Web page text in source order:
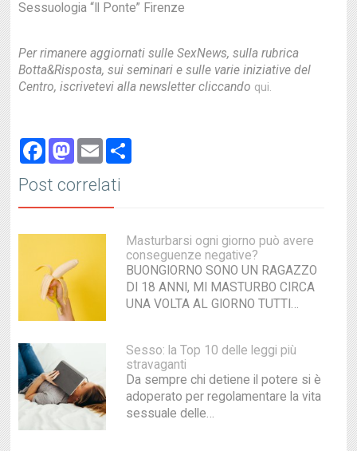
Sessuologia “Il Ponte” Firenze
Per rimanere aggiornati sulle SexNews, sulla rubrica
Botta&Risposta, sui seminari e sulle varie iniziative del
Centro, iscrivetevi alla newsletter cliccando qui.
Facebook
Mastodon
Email
Post correlati
Masturbarsi ogni giorno può avere
conseguenze negative?
BUONGIORNO SONO UN RAGAZZO
DI 18 ANNI, MI MASTURBO CIRCA
UNA VOLTA AL GIORNO TUTTI…
Sesso: la Top 10 delle leggi più
stravaganti
Da sempre chi detiene il potere si è
adoperato per regolamentare la vita
sessuale delle…